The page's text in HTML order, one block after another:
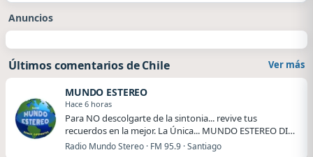
Anuncios
Últimos comentarios de Chile Ver más
MUNDO ESTEREO
Hace 6 horas
Para NO descolgarte de la sintonia... revive tus
recuerdos en la mejor. La Única... MUNDO ESTEREO DI…
Radio Mundo Stereo · FM 95.9 · Santiago